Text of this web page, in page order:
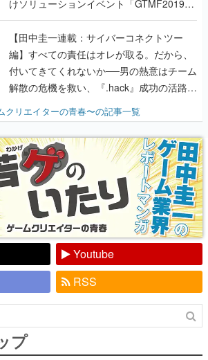
けソリューションイベント「GTMF2019」
に行って、より理解を深めよう【PR】
【田中圭一連載：サイバーコネクトツー
編】すべての責任はオレが取る。だから、
付いてきてくれないか──男の熱意はチーム
解散の危機を救い、『.hack』成功の活路を
『少年ジャンプ』色だった【若ゲのいた
り】
クリエイターの青春〜の記事一覧
Youtube
RSS
プ